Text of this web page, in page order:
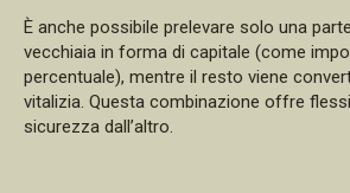
È anche possibile prelevare solo una
vecchiaia in forma di capitale (come
percentuale), mentre il resto viene
vitalizia. Questa combinazione offre
sicurezza dall’altro.